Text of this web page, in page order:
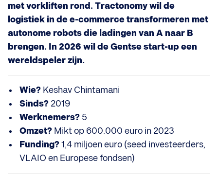
met vorkliften rond. Tractonomy wil de
logistiek in de e-commerce transformeren met
autonome robots die ladingen van A naar B
brengen. In 2026 wil de Gentse start-up een
wereldspeler zijn.
Wie? Keshav Chintamani
Sinds? 2019
Werknemers? 5
Omzet? Mikt op 600.000 euro in 2023
Funding?1,4 miljoen euro (seed investeerders,
VLAIO en Europese fondsen)